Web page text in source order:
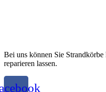
Bei uns können Sie
reparieren lassen.